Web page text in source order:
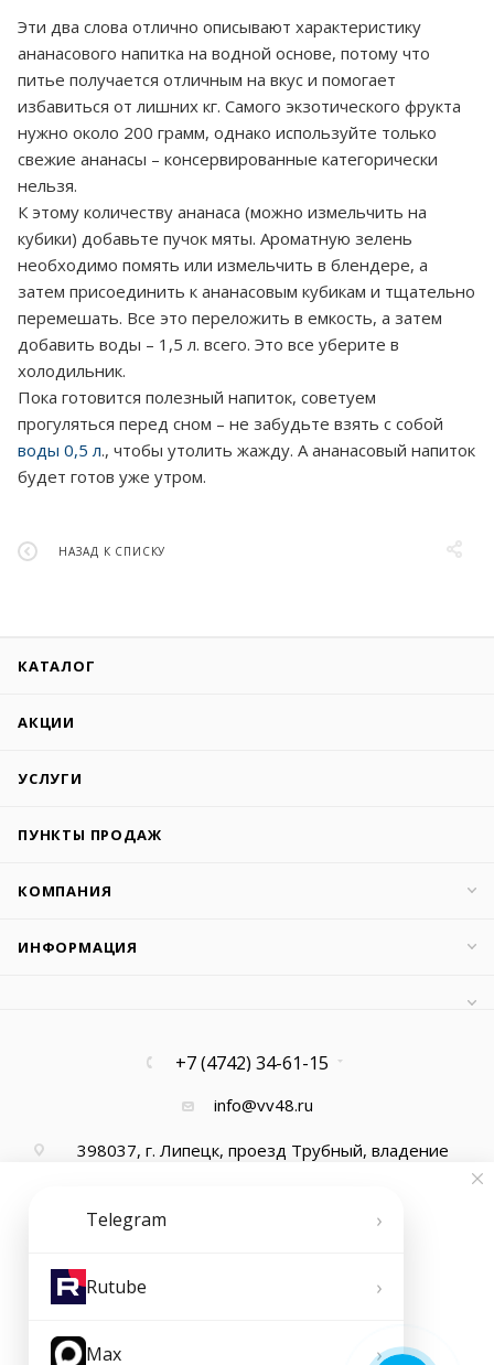
Эти два слова отлично описывают характеристику
ананасового напитка на водной основе, потому что
питье получается отличным на вкус и помогает
избавиться от лишних кг. Самого экзотического фрукта
нужно около 200 грамм, однако используйте только
свежие ананасы – консервированные категорически
нельзя.
К этому количеству ананаса (можно измельчить на
кубики) добавьте пучок мяты. Ароматную зелень
необходимо помять или измельчить в блендере, а
затем присоединить к ананасовым кубикам и тщательно
перемешать. Все это переложить в емкость, а затем
добавить воды – 1,5 л. всего. Это все уберите в
холодильник.
Пока готовится полезный напиток, советуем
прогуляться перед сном – не забудьте взять с собой
воды 0,5 л., чтобы утолить жажду. А ананасовый напиток
будет готов уже утром.
НАЗАД К СПИСКУ
КАТАЛОГ
АКЦИИ
УСЛУГИ
ПУНКТЫ ПРОДАЖ
КОМПАНИЯ
ИНФОРМАЦИЯ
+7 (4742) 34-61-15
info@vv48.ru
398037, г. Липецк, проезд Трубный, владение
Telegram ›
Rutube ›
Max ›